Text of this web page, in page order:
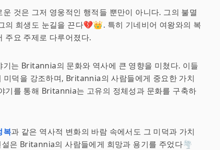
것은 그저 영웅적인 행적들 뿐만이 아니다. 그의 불멸
의 희생도 눈길을 끈다💔👑. 특히 기네비어 여왕와의 복
주요 주제로 다루어졌다.
기는 Britannia의 문화와 역사에 큰 영향을 미쳤다. 이들
미덕을 강조하며, Britannia의 사람들에게 중요한 가치
기를 통해 Britannia는 고유의 정체성과 문화를 구축하
복과 같은 역사적 변화의 바람 속에서도 그 미덕과 가치
설은 Britannia의 사람들에게 희망과 용기를 주었다🌪️